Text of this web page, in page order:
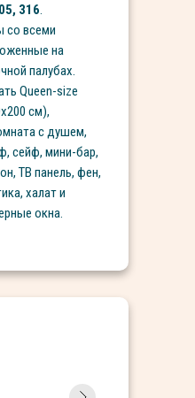
316.
со всеми
на
палубах.
Queen-size
см),
с душем,
сейф, мини-бар,
ТВ панель, фен,
халат и
окна.